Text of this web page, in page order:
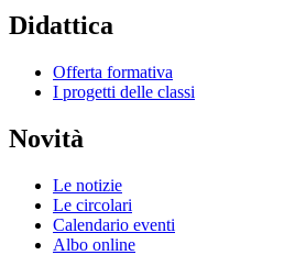
Didattica
Offerta formativa
I progetti delle classi
Novità
Le notizie
Le circolari
Calendario eventi
Albo online